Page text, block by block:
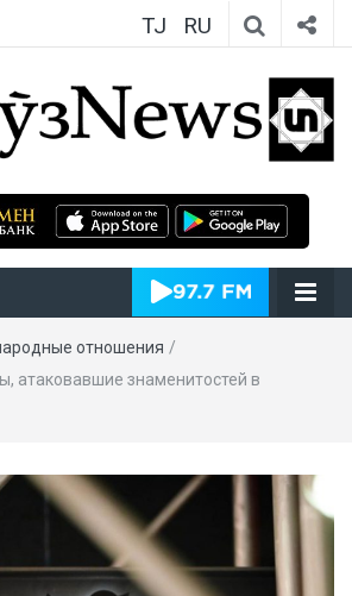
TJ RU
ИмрӯзNews
отношения /
атаковавшие знаменитостей в